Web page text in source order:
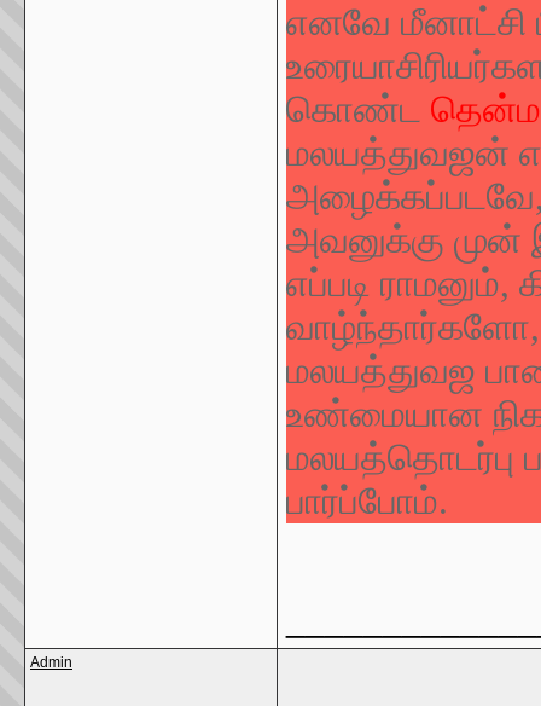
எனவே மீனாட்சி
கொண்ட
மலயத்துவஜன்
அவனுக்கு முன்
எப்படி
வாழ்ந்தார்களோ,
மலயத்துவஜ
உண்மையான
மலயத்தொடர்பு
பார்ப்போம்.
Admin